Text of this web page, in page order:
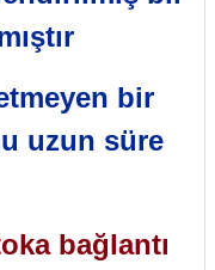
tır
bir
uzun süre
bağlantı